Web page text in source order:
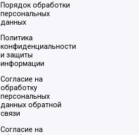
Порядок обработки
персональных
данных
Политика
конфиденциальности
и защиты
информации
Согласие на
обработку
персональных
данных обратной
связи
Согласие на